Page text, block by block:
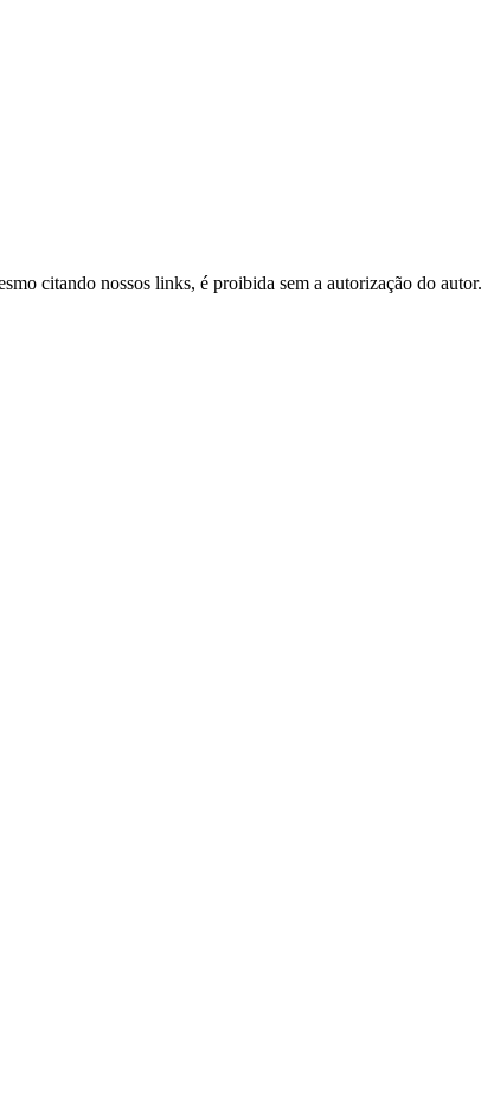
citando nossos links, é proibida sem a autorização do autor.